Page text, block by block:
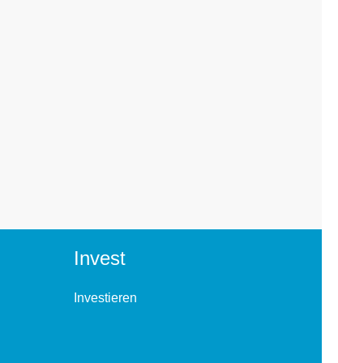
Invest
Investieren